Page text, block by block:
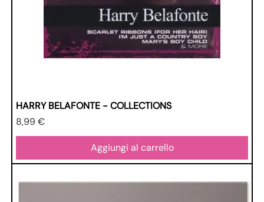
HARRY BELAFONTE - COLLECTIONS
Prezzo
8,99 €
Aggiungi al carrello